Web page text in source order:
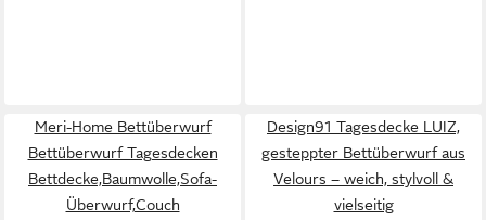
Meri-Home Bettüberwurf
Bettüberwurf Tagesdecken
Bettdecke,Baumwolle,Sofa-
Überwurf,Couch
Design91 Tagesdecke LUIZ,
gesteppter Bettüberwurf aus
Velours – weich, stylvoll &
vielseitig